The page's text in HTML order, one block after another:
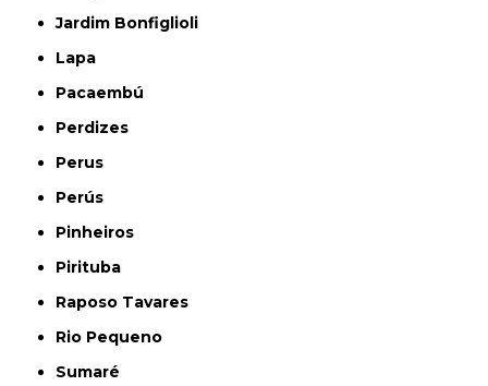
Jardim Bonfiglioli
Lapa
Pacaembú
Perdizes
Perus
Perús
Pinheiros
Pirituba
Raposo Tavares
Rio Pequeno
Sumaré